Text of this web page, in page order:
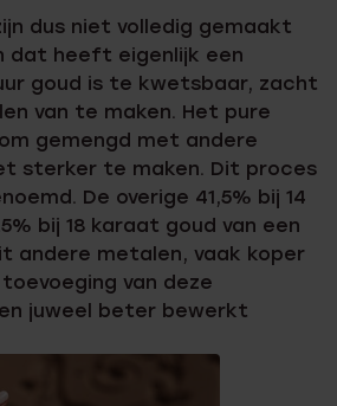
dus niet volledig gemaakt
dat heeft eigenlijk een
goud is te kwetsbaar, zacht
van te maken. Het pure
gemengd met andere
sterker te maken. Dit proces
De overige 41,5% bij 14
bij 18 karaat goud van een
andere metalen, vaak koper
van deze
juweel beter bewerkt